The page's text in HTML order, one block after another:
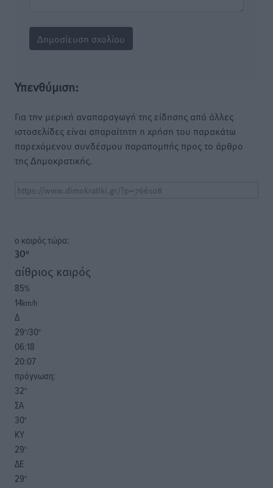
Υπενθύμιση:
Για την μερική αναπαραγωγή της είδησης από άλλες
ιστοσελίδες είναι απαραίτητη η χρήση του παρακάτω
παρεχόμενου συνδέσμου παραπομπής προς το άρθρο
της Δημοκρατικής.
o καιρός τώρα:
30°
αίθριος καιρός
85%
14km/h
Δ
29°/30°
06:18
20:07
πρόγνωση:
32°
ΣΑ
30°
ΚΥ
29°
ΔΕ
29°